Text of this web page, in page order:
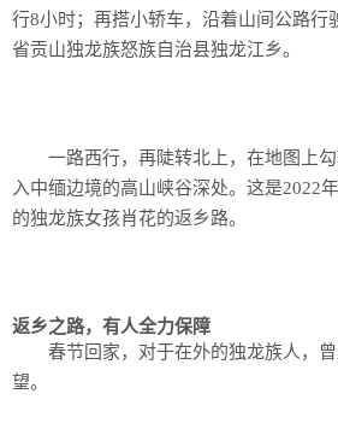
行8小时；再搭小轿车，沿着山间公路行
省贡山独龙族怒族自治县独龙江乡。
一路西行，再陡转北上，在地图上
入中缅边境的高山峡谷深处。这是2022
的独龙族女孩肖花的返乡路。
返乡之路，有人全力保障
春节回家，对于在外的独龙族人，
望。